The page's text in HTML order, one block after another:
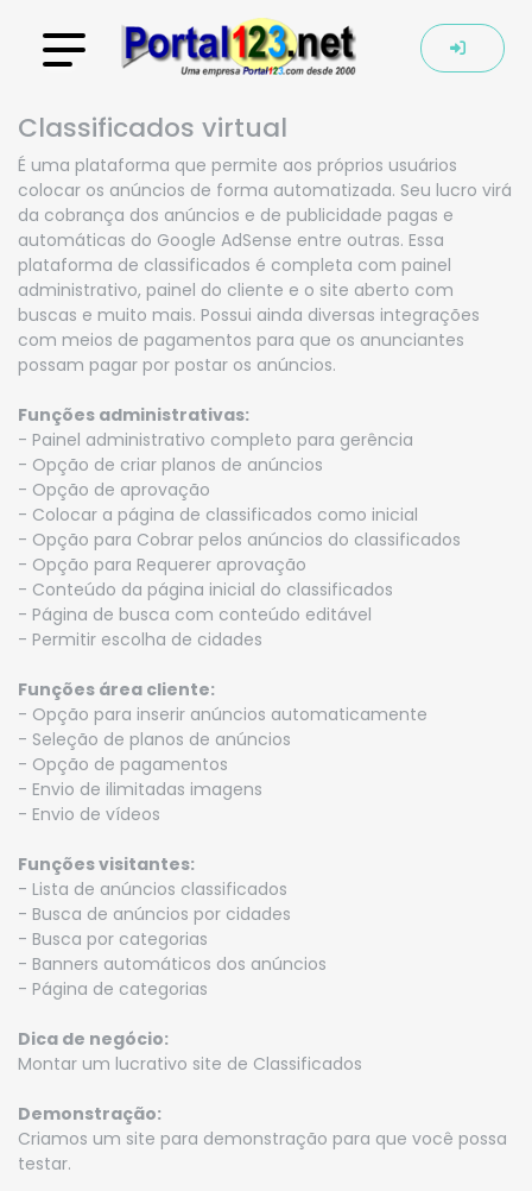
Classificados virtual
É uma plataforma que permite aos próprios usuários
colocar os anúncios de forma automatizada. Seu lucro virá
da cobrança dos anúncios e de publicidade pagas e
automáticas do Google AdSense entre outras. Essa
plataforma de classificados é completa com painel
administrativo, painel do cliente e o site aberto com
buscas e muito mais. Possui ainda diversas integrações
com meios de pagamentos para que os anunciantes
possam pagar por postar os anúncios.
Funções administrativas:
- Painel administrativo completo para gerência
- Opção de criar planos de anúncios
- Opção de aprovação
- Colocar a página de classificados como inicial
- Opção para Cobrar pelos anúncios do classificados
- Opção para Requerer aprovação
- Conteúdo da página inicial do classificados
- Página de busca com conteúdo editável
- Permitir escolha de cidades
Funções área cliente:
- Opção para inserir anúncios automaticamente
- Seleção de planos de anúncios
- Opção de pagamentos
- Envio de ilimitadas imagens
- Envio de vídeos
Funções visitantes:
- Lista de anúncios classificados
- Busca de anúncios por cidades
- Busca por categorias
- Banners automáticos dos anúncios
- Página de categorias
Dica de negócio:
Montar um lucrativo site de Classificados
Demonstração:
Criamos um site para demonstração para que você possa
testar.